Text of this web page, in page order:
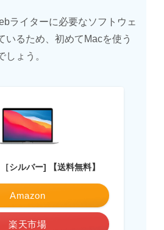
ライターに必要なソフトウェ
いるため、初めてMacを使う
しょう。
シルバー] 【送料無料】
Amazon
楽天市場